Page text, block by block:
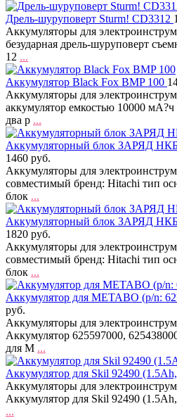
Дрель-шуруповерт Sturm! CD3312
Аккумуляторы для
безударная дрель-шуруповерт
12 ...
Аккумулятор Black Fox BMP 100
Аккумуляторы для
аккумулятор емкостью 10000
два р ...
Аккумуляторный блок ЗАРЯД
1460 руб.
Аккумуляторы для
совместимый бренд: Hitachi тип
блок ...
Аккумуляторный блок ЗАРЯД
1820 руб.
Аккумуляторы для
совместимый бренд: Hitachi тип
блок ...
Аккумулятор для METABO (p/n:
руб.
Аккумуляторы для
Аккумулятор 625597000,
для M ...
Аккумулятор для Skil 92490
Аккумуляторы для
Аккумулятор для Skil 92490
...